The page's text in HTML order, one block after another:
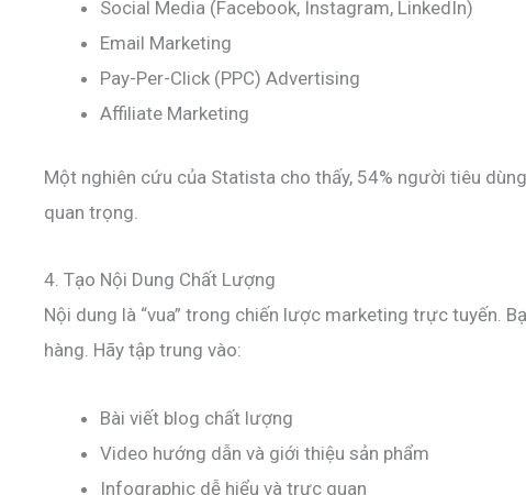
Social Media (Facebook, Instagram, LinkedIn)
Email Marketing
Pay-Per-Click (PPC) Advertising
Affiliate Marketing
Một nghiên cứu của Statista cho thấy, 54% người tiêu
quan trọng.
4. Tạo Nội Dung Chất Lượng
Nội dung là “vua” trong chiến lược marketing trực tuyến.
hàng. Hãy tập trung vào:
Bài viết blog chất lượng
Video hướng dẫn và giới thiệu sản phẩm
Infographic dễ hiểu và trực quan